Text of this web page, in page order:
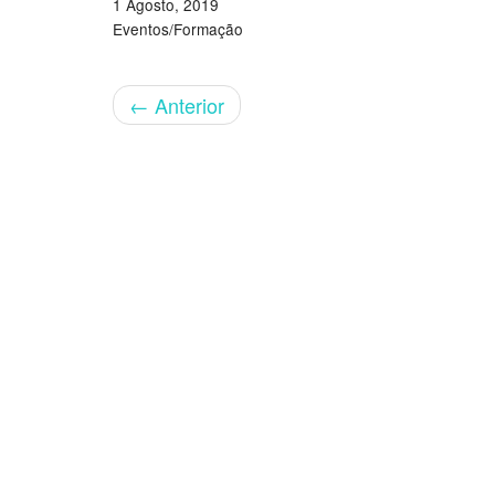
1 Agosto, 2019
Eventos/Formação
← Anterior